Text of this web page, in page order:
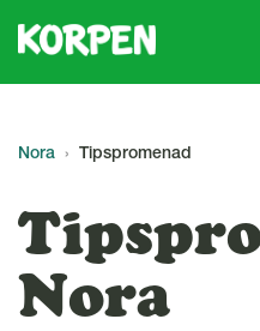
Nora Tipspromenad
Nora